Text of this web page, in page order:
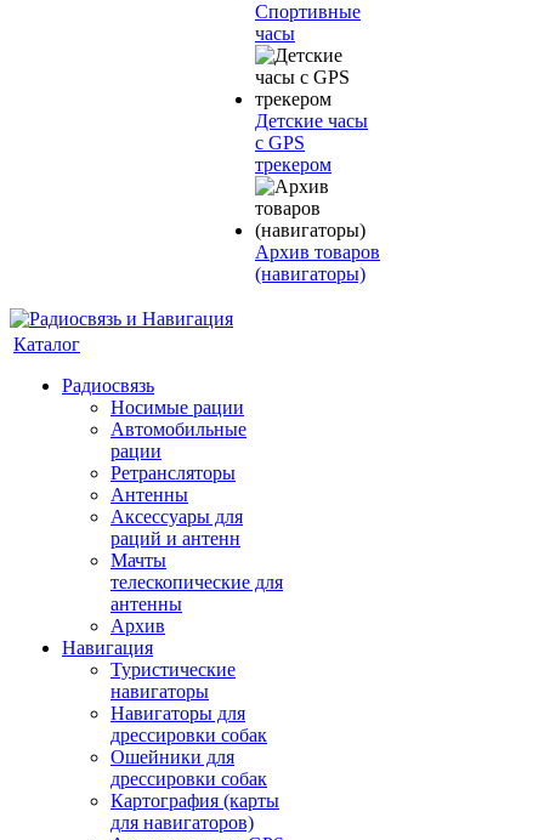
Спортивные
часы
Детские часы
с GPS
трекером
Архив товаров
(навигаторы)
Каталог
Радиосвязь
Носимые рации
Автомобильные
рации
Ретрансляторы
Антенны
Аксессуары для
раций и антенн
Мачты
телескопические для
антенны
Архив
Навигация
Туристические
навигаторы
Навигаторы для
дрессировки собак
Ошейники для
дрессировки собак
Картография (карты
для навигаторов)